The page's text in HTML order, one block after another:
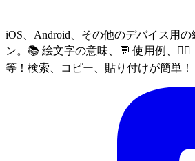
iOS、Android、その他のデバイス用
ン。📚 絵文字の意味、💬 使用例、
等！検索、コピー、貼り付けが簡単！